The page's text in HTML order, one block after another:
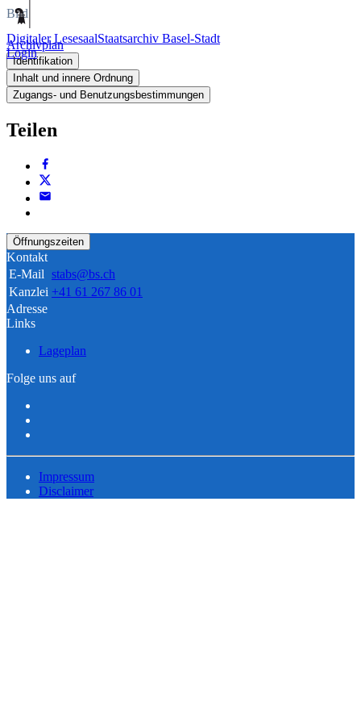
Digitaler LesesaalStaatsarchiv Basel-Stadt
Login
Bild
Archivplan
Identifikation
Inhalt und innere Ordnung
Zugangs- und Benutzungsbestimmungen
Teilen
Öffnungszeiten
Kontakt
E-Mail stabs@bs.ch
Kanzlei +41 61 267 86 01
Adresse
Links
Lageplan
Folge uns auf
Impressum
Disclaimer